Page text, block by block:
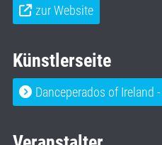
zur Website
Künstlerseite
Danceperados of Ireland